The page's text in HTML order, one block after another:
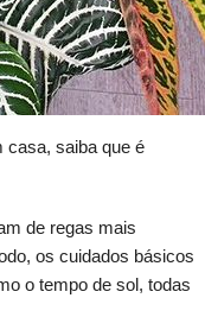
casa, saiba que é
de regas mais
os cuidados básicos
o tempo de sol, todas